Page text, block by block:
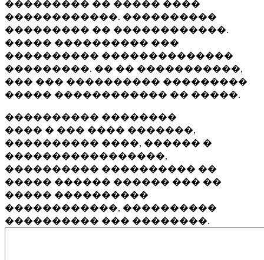
��������� �� ����� ����
������������. ����������
��������� �� ������������.
����� ���������� ���
���������� ��������������
���������. �� �� �����������,
��� ��� ���������� ���������
����� ������������ �� �����.
���������� ��������
���� � ��� ���� �������,
���������� ����, ������ �
�����������������,
���������� ���������� ��
����� ������ ������ ��� ��
����� ����������
������������, ����������
���������� ��� ��������.